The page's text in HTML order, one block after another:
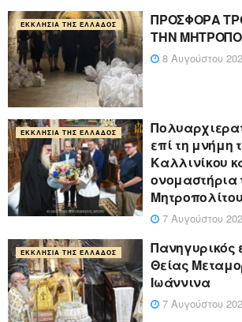
ΕΚΚΛΗΣΊΑ ΤΗΣ ΕΛΛΆΔΟΣ
ΠΡΟΣΦΟΡΑ
ΤΗΝ
8 Αυγούστου
ΕΚΚΛΗΣΊΑ ΤΗΣ ΕΛΛΆΔΟΣ
επί τη μνήμη
Καλλινίκου
ονομαστήρια
7 Αυγούστου
ΕΚΚΛΗΣΊΑ ΤΗΣ ΕΛΛΆΔΟΣ
Πανηγυρικός
Θείας
Ιωάννινα
7 Αυγούστου